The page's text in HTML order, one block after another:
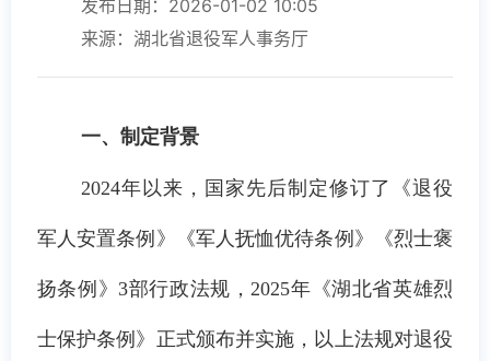
发布日期：2026-01-02 10:05
来源：湖北省退役军人事务厅
一、制定背景
2024年 以来 ，国家先后制定修订了《退役
军人安置条例》《军人抚恤优待条例》《烈士褒
扬条例》3部行政法规， 2025年《湖北省英雄烈
士保护条例》正式颁布并实施，以上法规对退役